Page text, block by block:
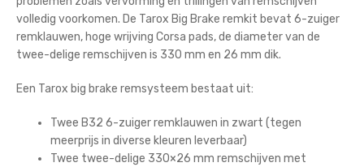
volledig voorkomen. De Tarox Big Brake remkit bevat 6-zuiger
remklauwen, hoge wrijving Corsa pads, de diameter van de
twee-delige remschijven is 330 mm en 26 mm dik.
Een Tarox big brake remsysteem bestaat uit:
Twee B32 6-zuiger remklauwen in zwart (tegen
meerprijs in diverse kleuren leverbaar)
Twee twee-delige 330×26 mm remschijven met